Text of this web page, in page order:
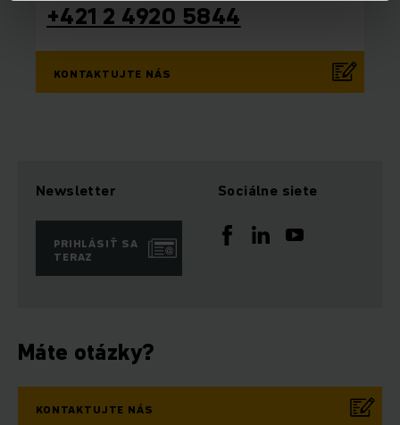
+421 2 4920 5844
KONTAKTUJTE NÁS
Newsletter
PRIHLÁSIŤ SA
TERAZ
Sociálne siete
Máte otázky?
KONTAKTUJTE NÁS